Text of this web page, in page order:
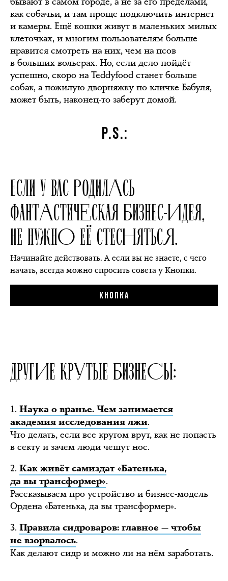
как собачьи, и там проще подключить интернет
и камеры. Ещё кошки живут в маленьких милых
клеточках, и многим пользователям больше
нравится смотреть на них, чем на псов
в больших вольерах. Но, если дело пойдёт
успешно, скоро на Teddyfood станет больше
собак, а пожилую дворняжку по кличке Бабуля,
может быть, наконец-то заберут домой.
P.S.:
ЕСЛИ У ВАС РОДИЛАСЬ
ФАНТАСТИЧЕСКАЯ БИЗНЕС-ИДЕЯ,
НЕ НУЖНО ЕЁ СТЕСНЯТЬСЯ.
Начинайте действовать. А если вы не знаете, с чего
начать, всегда можно спросить совета у Кнопки.
КНОПКА
ДРУГИЕ КРУТЫЕ БИЗНЕСЫ:
1. Наука о вранье. Чем занимается
академия исследования лжи.
Что делать, если все кругом врут, как не попасть
в секту и зачем люди чешут нос.
2. Как живёт самиздат «Батенька,
да вы трансформер».
Рассказываем про устройство и бизнес-модель
Ордена «Батенька, да вы трансформер».
3. Правила сидроваров: главное — чтобы
не взорвалось.
Как делают сидр и можно ли на нём заработать.